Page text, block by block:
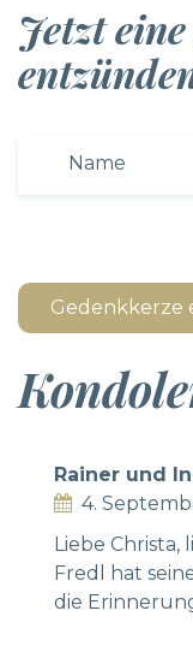
Jetzt
Gedenkkerze
Rainer und
4.
Liebe Christa,
Fredl hat
die